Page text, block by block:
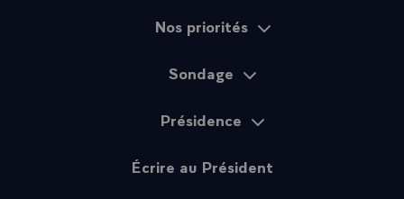
Nos priorités
Sondage
Présidence
Écrire au Président